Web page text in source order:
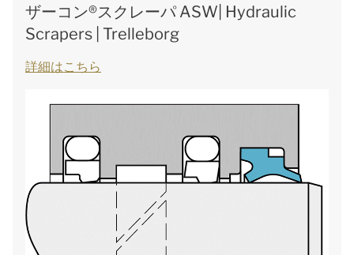
ザーコン®スクレーパ ASW| Hydraulic
Scrapers | Trelleborg
詳細はこちら